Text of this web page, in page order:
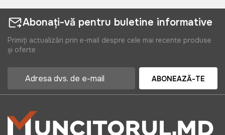
Abonați-vă pentru buletine informative
Primiți actualizări prin e-mail despre cele mai recente produse
și oferte
ABONEAZĂ-TE